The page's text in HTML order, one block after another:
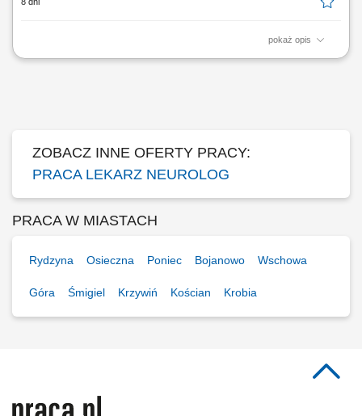
pokaż opis
udzielanie świadczeń medycznych w obszarze neurologii zgodnie z
ZOBACZ INNE OFERTY PRACY:
PRACA LEKARZ NEUROLOG
PRACA W MIASTACH
Rydzyna Osieczna Poniec Bojanowo Wschowa
Góra Śmigiel Krzywiń Kościan Krobia